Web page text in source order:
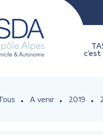
A venir 2019